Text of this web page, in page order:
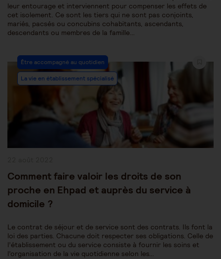
leur entourage et interviennent pour compenser les effets de
cet isolement. Ce sont les tiers qui ne sont pas conjoints,
mariés, pacsés ou concubins cohabitants, ascendants,
descendants ou membres de la famille…
Post
Category:
Être accompagné au quotidien
La vie en établissement spécialisé
Comment faire valoir les droits de son
proche en Ehpad et auprès du service à
domicile ?
Le contrat de séjour et de service sont des contrats. Ils font la
loi des parties. Chacune doit respecter ses obligations. Celle de
l’établissement ou du service consiste à fournir les soins et
l’organisation de la vie quotidienne selon les…